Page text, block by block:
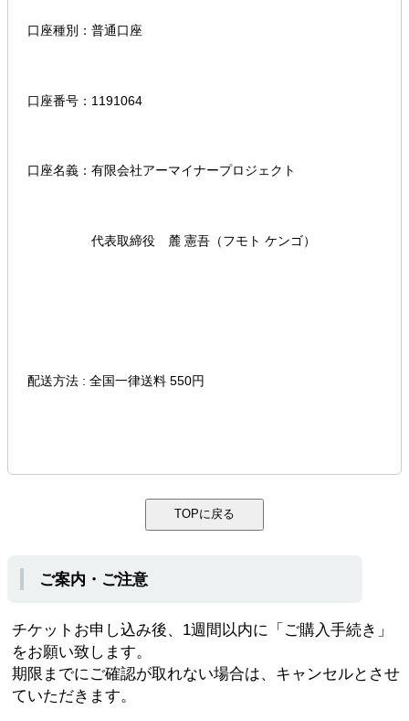
口座種別：普通口座
口座番号：1191064
口座名義：有限会社アーマイナープロジェクト
代表取締役 麓 憲吾（フモト ケンゴ）
配送方法 : 全国一律送料 550円
ご案内・ご注意
チケットお申し込み後、1週間以内に「ご購入手続き」
をお願い致します。
期限までにご確認が取れない場合は、キャンセルとさせ
ていただきます。